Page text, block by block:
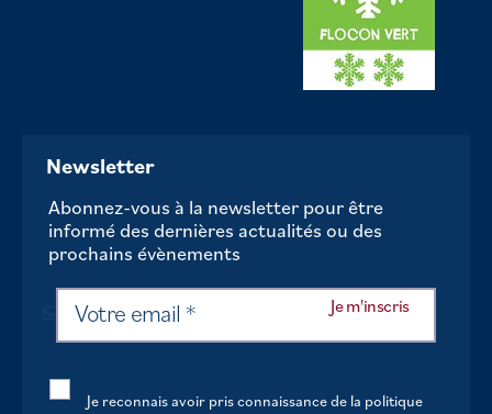
Newsletter
Abonnez-vous à la newsletter pour être
informé des dernières actualités ou des
prochains évènements
Je reconnais avoir pris connaissance de la politique